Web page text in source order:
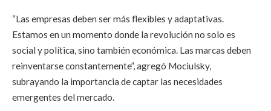
“Las empresas deben ser más flexibles y adaptativas.
Estamos en un momento donde la revolución no solo es
social y política, sino también económica. Las marcas deben
reinventarse constantemente”, agregó Mociulsky,
subrayando la importancia de captar las necesidades
emergentes del mercado.